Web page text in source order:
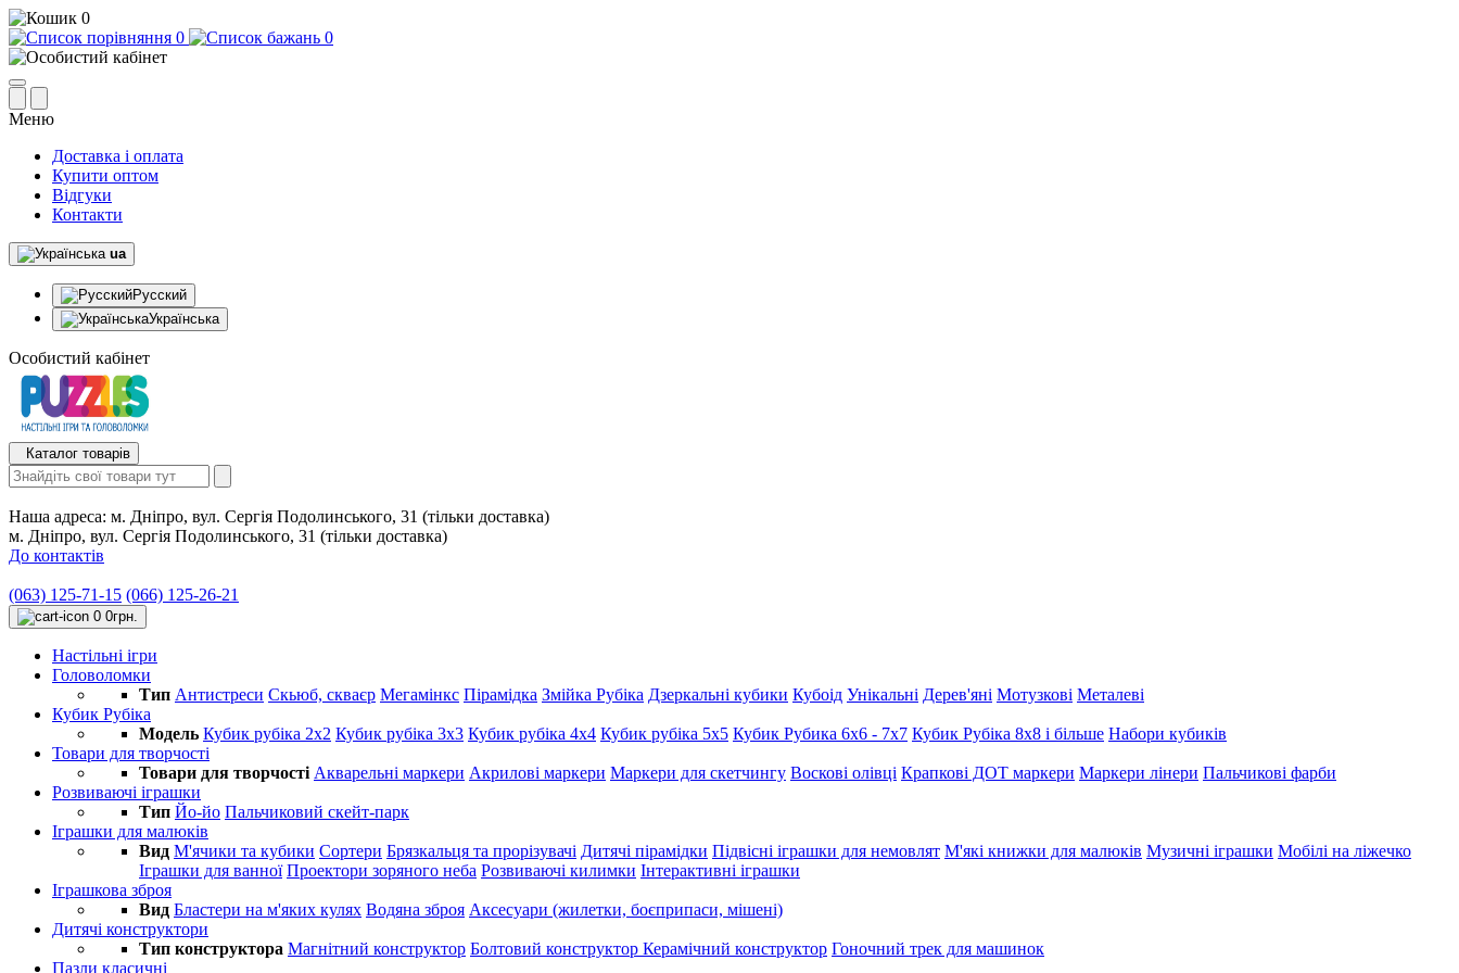
0
0
0
Меню
Доставка і оплата
Купити оптом
Відгуки
Контакти
ua
Русский
Українська
Особистий кабінет
Каталог товарів
Наша адреса: м. Дніпро, вул. Сергія Подолинського, 31 (тільки доставка)
м. Дніпро, вул. Сергія Подолинського, 31 (тільки доставка)
До контактів
(063) 125-71-15 (066) 125-26-21
0 0грн.
Настільні ігри
Головоломки
Тип Антистреси Cкьюб, скваєр Мегамінкс Пірамідка Змійка Рубіка Дзеркальні кубики Кубоід Унікальні Дерев'яні Мотузкові Металеві
Кубик Рубіка
Модель Кубик рубіка 2х2 Кубик рубіка 3х3 Кубик рубіка 4х4 Кубик рубіка 5х5 Кубик Рубика 6х6 - 7х7 Кубик Рубіка 8х8 і більше Набори кубиків
Товари для творчості
Товари для творчості Акварельні маркери Акрилові маркери Маркери для скетчингу Воскові олівці Крапкові ДОТ маркери Маркери лінери Пальчикові фарби
Розвиваючі іграшки
Тип Йо-йо Пальчиковий скейт-парк
Іграшки для малюків
Вид М'ячики та кубики Сортери Брязкальця та прорізувачі Дитячі пірамідки Підвісні іграшки для немовлят М'які книжки для малюків Музичні іграшки Мобілі на ліжечко
Іграшки для ванної Проектори зоряного неба Розвиваючі килимки Інтерактивні іграшки
Іграшкова зброя
Вид Бластери на м'яких кулях Водяна зброя Аксесуари (жилетки, боєприпаси, мішені)
Дитячі конструктори
Тип конструктора Магнітний конструктор Болтовий конструктор Керамічний конструктор Гоночний трек для машинок
Пазли класичні